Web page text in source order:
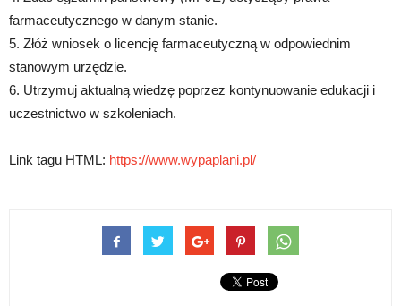
farmaceutycznego w danym stanie.
5. Złóż wniosek o licencję farmaceutyczną w odpowiednim
stanowym urzędzie.
6. Utrzymuj aktualną wiedzę poprzez kontynuowanie edukacji i
uczestnictwo w szkoleniach.
Link tagu HTML: https://www.wypaplani.pl/